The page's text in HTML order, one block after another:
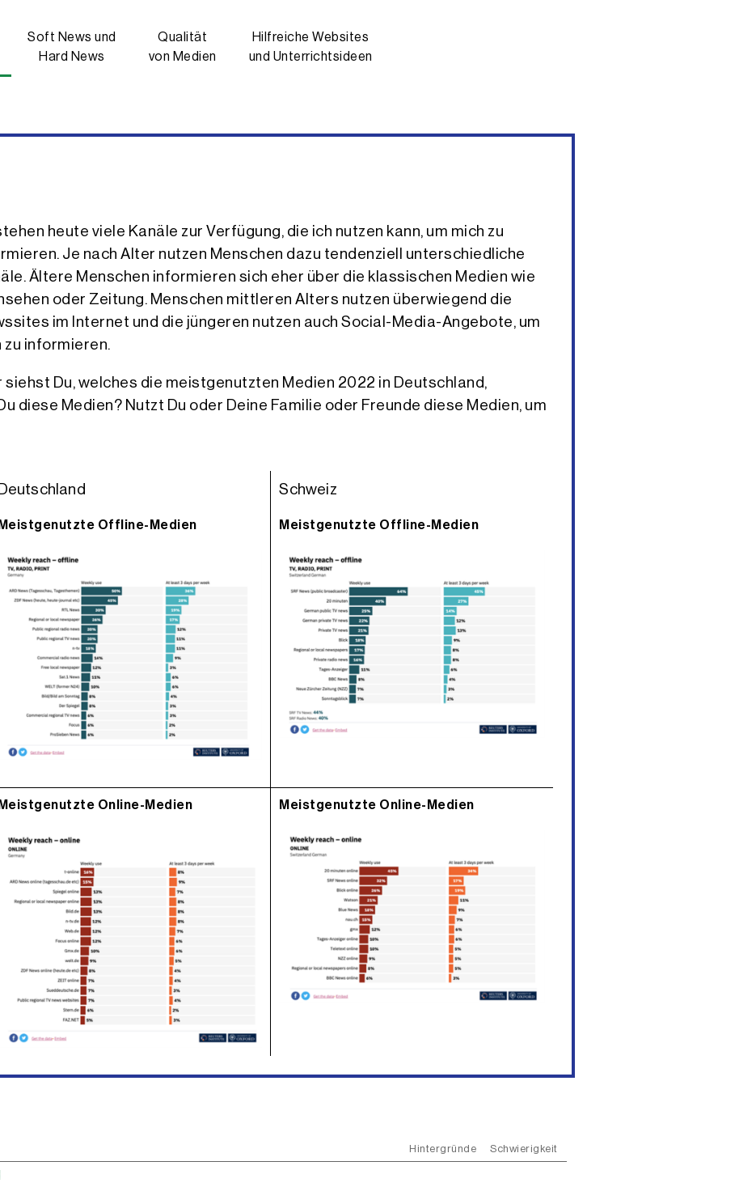
Soft News und
Hard News
Qualität
von Medien
Hilfreiche Websites
und Unterrichtsideen
heute viele Kanäle zur Verfügung, die ich nutzen kann, um mich zu
Je nach Alter nutzen Menschen dazu tendenziell unterschiedliche
Ältere Menschen informieren sich eher über die klassischen Medien wie
oder Zeitung. Menschen mittleren Alters nutzen überwiegend die
im Internet und die jüngeren nutzen auch Social-Media-Angebote, um
zu informieren.
siehst Du, welches die meistgenutzten Medien 2022 in Deutschland,
diese Medien? Nutzt Du oder Deine Familie oder Freunde diese Medien, um
Deutschland
Meistgenutzte Offline-Medien
Schweiz
Meistgenutzte Offline-Medien
Meistgenutzte Online-Medien Meistgenutzte Online-Medien
Hintergründe Schwierigkeit